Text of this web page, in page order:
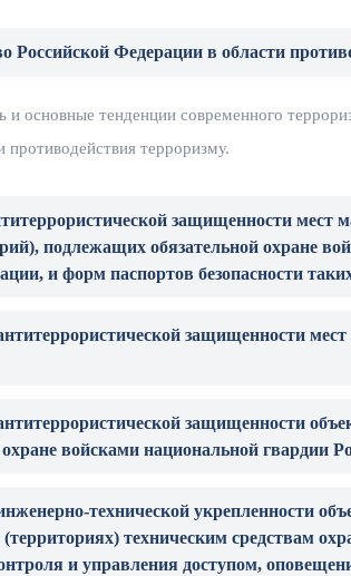
Российской Федерации в области
основные тенденции современного
противодействия терроризму.
защищенности мест
подлежащих обязательной охране
и форм паспортов безопасности
защищенности
защищенности
войсками национальной гвардии
технической укрепленности
техническим средствам
и управления доступом,